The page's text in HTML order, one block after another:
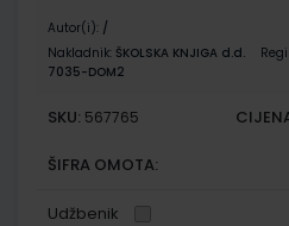
Autor(i): /
Nakladnik: ŠKOLSKA KNJIGA d.d.
7035-DOM2
SKU: 567765
ŠIFRA OMOTA:
Udžbenik